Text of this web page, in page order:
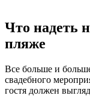
Что надеть
пляже
Все больше и
свадебного
гостя должен